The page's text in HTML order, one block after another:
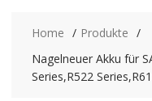
Home
Produkte
Nagelneuer Akku für
Series,R522